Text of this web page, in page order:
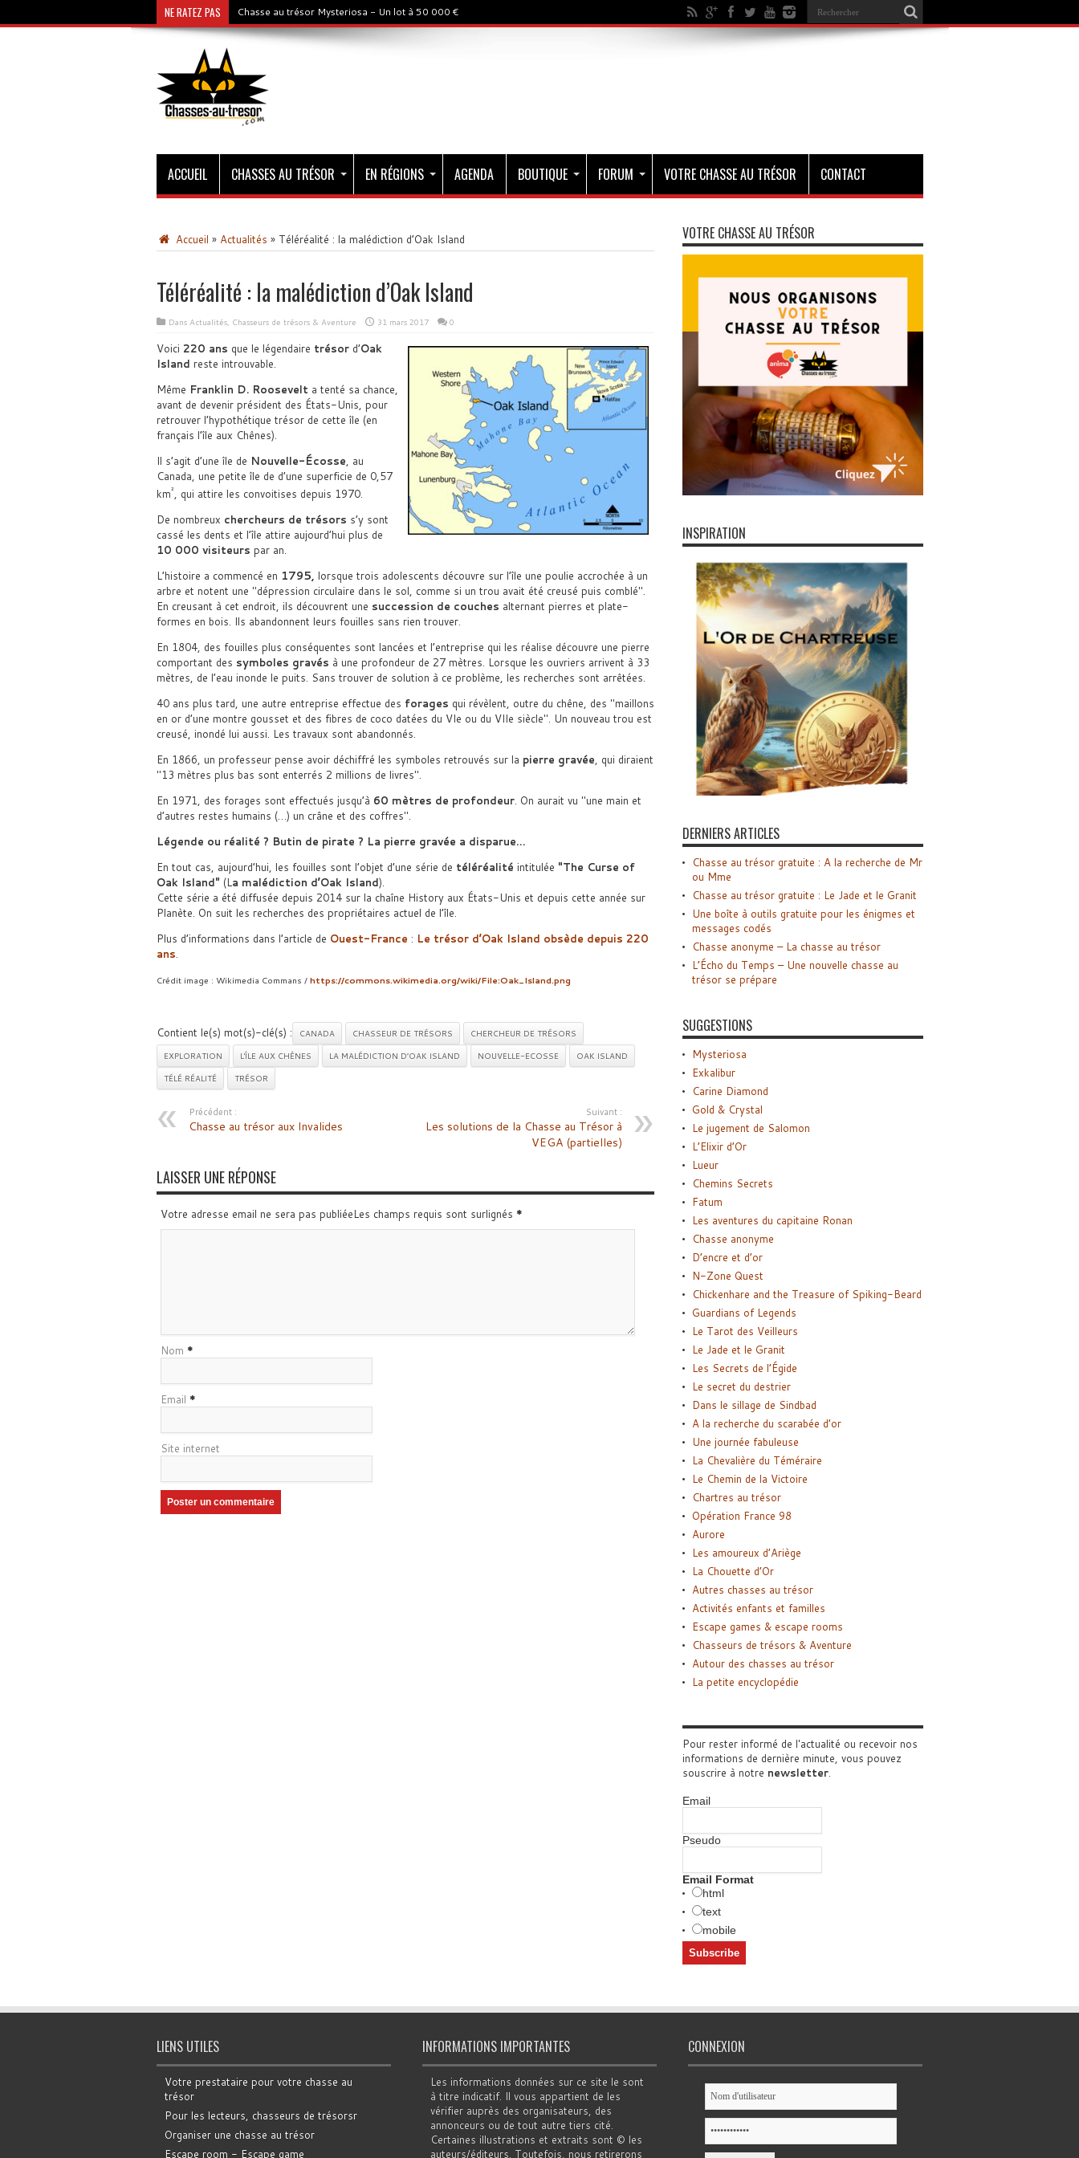
NE RATEZ PAS Chasse au trésor Mysteriosa - Un lot à 50 000 €
ACCUEIL CHASSES AU TRÉSOR EN RÉGIONS AGENDA BOUTIQUE FORUM VOTRE CHASSE AU TRÉSOR CONTACT
Accueil » Actualités » Téléréalité : la malédiction d’Oak Island
Téléréalité : la malédiction d’Oak Island
Dans Actualités, Chasseurs de trésors & Aventure 31 mars 2017 0
Voici 220 ans que le légendaire trésord’Oak
Island reste introuvable.
Même Franklin D. Roosevelta tenté sa chance,
avant de devenir président des États-Unis, pour
retrouver l’hypothétique trésor de cette île (en
français l’île aux Chênes).
Il s’agit d’une île de Nouvelle-Écosse, au
Canada, une petite île de d’une superficie de 0,57
km², qui attire les convoitises depuis 1970.
De nombreux chercheurs de trésors s’y sont
cassé les dents et l’île attire aujourd’hui plus de
10 000 visiteurs par an.
L’histoire a commencé en 1795, lorsque trois adolescents découvre sur l’île une poulie accrochée à un
arbre et notent une
dépression circulaire dans le sol, comme si un trou avait été creusé puis comblé .
En creusant à cet endroit, ils découvrent une succession de couches alternant pierres et plate-
formes en bois. Ils abandonnent leurs fouilles sans rien trouver.
En 1804, des fouilles plus conséquentes sont lancées et l’entreprise qui les réalise découvre une pierre
comportant des symboles gravés à une profondeur de 27 mètres. Lorsque les ouvriers arrivent à 33
mètres, de l’eau inonde le puits. Sans trouver de solution à ce problème, les recherches sont arrêtées.
40 ans plus tard, une autre entreprise effectue des forages qui révèlent, outre du chêne, des
maillons
en or d’une montre gousset et des fibres de coco datées du VIe ou du VIIe siècle . Un nouveau trou est
creusé, inondé lui aussi. Les travaux sont abandonnés.
En 1866, un professeur pense avoir déchiffré les symboles retrouvés sur la pierre gravée, qui diraient
13 mètres plus bas sont enterrés 2 millions de livres .
En 1971, des forages sont effectués jusqu’à 60 mètres de profondeur. On aurait vu
une main et
d’autres restes humains (…) un crâne et des coffres .
Légende ou réalité ? Butin de pirate ? La pierre gravée a disparue…
En tout cas, aujourd’hui, les fouilles sont l’objet d’une série de téléréalité intitulée
The Curse of
Oak Island
(La malédiction d’Oak Island).
Cette série a été diffusée depuis 2014 sur la chaîne History aux États-Unis et depuis cette année sur
Planète. On suit les recherches des propriétaires actuel de l’île.
Plus d’informations dans l’article de Ouest-France : Le trésor d’Oak Island obsède depuis 220
ans.
Crédit image : Wikimedia Commans / https://commons.wikimedia.org/wiki/File:Oak_Island.png
Contient le(s) mot(s)-clé(s) : CANADA CHASSEUR DE TRÉSORS
CHERCHEUR DE TRÉSORS
EXPLORATION
L'ÎLE AUX CHÊNES LA MALÉDICTION D’OAK ISLAND NOUVELLE-ECOSSE
OAK ISLAND
TÉLÉ RÉALITÉ
TRÉSOR
Précédent :
Chasse au trésor aux Invalides
Suivant :
Les solutions de la Chasse au Trésor à
VEGA (partielles)
LAISSER UNE RÉPONSE
Votre adresse email ne sera pas publiéeLes champs requis sont surlignés *
Nom *
Email *
Site internet
VOTRE CHASSE AU TRÉSOR
INSPIRATION
DERNIERS ARTICLES
Chasse au trésor gratuite : A la recherche de Mr
ou Mme
Chasse au trésor gratuite : Le Jade et le Granit
Une boîte à outils gratuite pour les énigmes et
messages codés
Chasse anonyme – La chasse au trésor
L’Écho du Temps – Une nouvelle chasse au
trésor se prépare
SUGGESTIONS
Mysteriosa
Exkalibur
Carine Diamond
Gold & Crystal
Le jugement de Salomon
L’Elixir d’Or
Lueur
Chemins Secrets
Fatum
Les aventures du capitaine Ronan
Chasse anonyme
D’encre et d’or
N-Zone Quest
Chickenhare and the Treasure of Spiking-Beard
Guardians of Legends
Le Tarot des Veilleurs
Le Jade et le Granit
Les Secrets de l’Égide
Le secret du destrier
Dans le sillage de Sindbad
A la recherche du scarabée d’or
Une journée fabuleuse
La Chevalière du Téméraire
Le Chemin de la Victoire
Chartres au trésor
Opération France 98
Aurore
Les amoureux d’Ariège
La Chouette d’Or
Autres chasses au trésor
Activités enfants et familles
Escape games & escape rooms
Chasseurs de trésors & Aventure
Autour des chasses au trésor
La petite encyclopédie
Pour rester informé de l'actualité ou recevoir nos
informations de dernière minute, vous pouvez
souscrire à notre newsletter.
Email
Pseudo
Email Format
html
text
mobile
LIENS UTILES
Votre prestataire pour votre chasse au
trésor
Pour les lecteurs, chasseurs de trésorsr
Organiser une chasse au trésor
Escape room - Escape game
INFORMATIONS IMPORTANTES
Les informations données sur ce site le sont
à titre indicatif. Il vous appartient de les
vérifier auprès des organisateurs, des
annonceurs ou de tout autre tiers cité.
Certaines illustrations et extraits sont © les
auteurs/éditeurs. Toutefois, nous retirerons
CONNEXION